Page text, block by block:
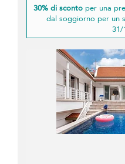
30% di sconto per una
dal soggiorno per un
31/